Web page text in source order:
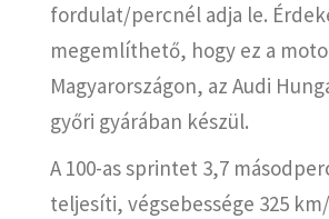
fordulat/percnél adja le.
megemlíthető, hogy ez a
Magyarországon, az Audi
győri gyárában készül.
A 100-as sprintet 3,7
teljesíti, végsebessége 325